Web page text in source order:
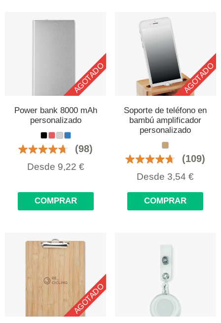
AGOTADO
Power bank 8000 mAh
personalizado
(98)
Desde 9,22 €
COMPRAR
AGOTADO
Soporte de teléfono en
bambú amplificador
personalizado
(109)
Desde 3,54 €
COMPRAR
AGOTADO